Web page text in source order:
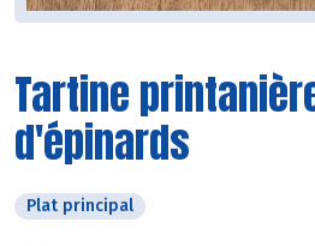
Tartine
d'épinards
Plat principal